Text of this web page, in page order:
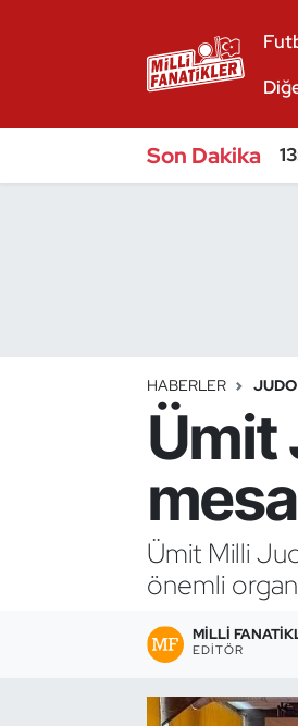
Son Dakika
HABERLER
Ümit
Ümit Milli
önemli
MILLI
EDITÖR
Bocce Bowling Dart
Buz Hokeyi